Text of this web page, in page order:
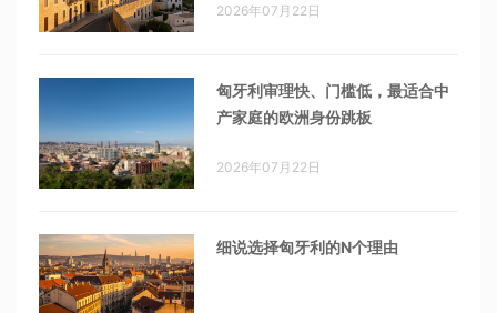
2026年07月22日
匈牙利审理快、门槛低，最适合中
产家庭的欧洲身份跳板
2026年07月22日
细说选择匈牙利的N个理由